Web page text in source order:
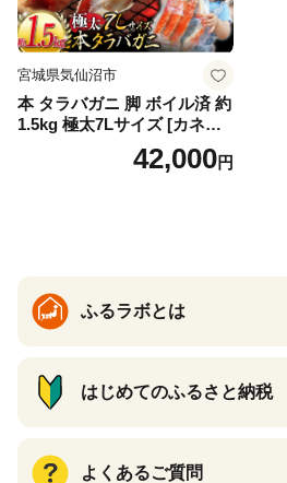
宮城県気仙沼市
本 タラバガニ 脚 ボイル済 約
1.5kg 極太7Lサイズ [カネダ
イ 宮城県 気仙沼市 2056432
6] カニ かに 蟹 たらばがに た
42,000円
ふるラボとは
はじめてのふるさと納税
よくあるご質問